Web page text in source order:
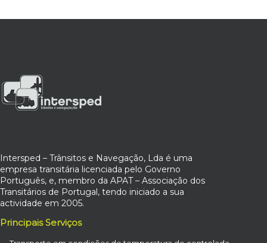
Intersped – Trânsitos e Navegação, Lda é uma
empresa transitária licenciada pelo Governo
Português, e, membro da APAT – Associação dos
Transitários de Portugal, tendo iniciado a sua
actividade em 2005.
Principais Serviços